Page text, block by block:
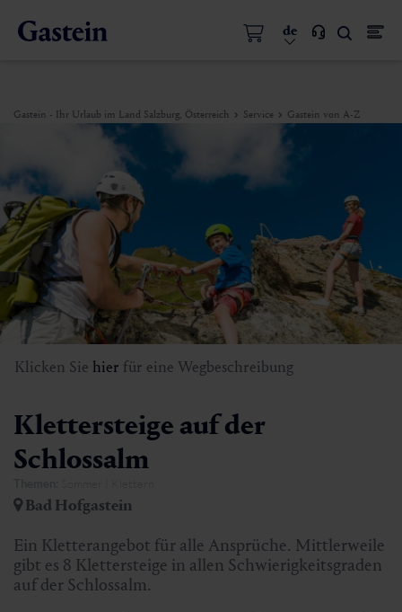
de
Gastein - Ihr Urlaub im Land Salzburg, Österreich Service Gastein von A-Z
Klicken Sie hier für eine Wegbeschreibung
Klettersteige auf der
Schlossalm
Bad Hofgastein
Ein Kletterangebot für alle Ansprüche. Mittlerweile
gibt es 8 Klettersteige in allen Schwierigkeitsgraden
auf der Schlossalm.